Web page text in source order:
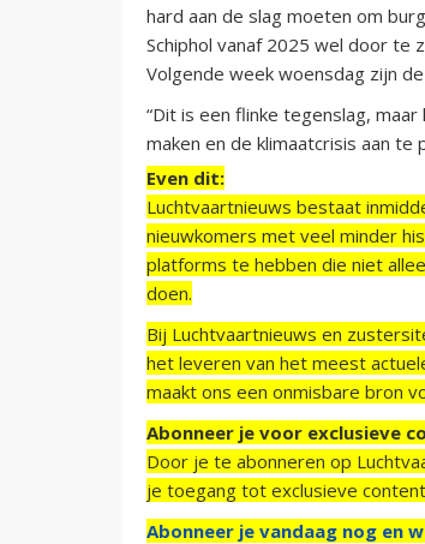
hard aan de slag moeten om
Schiphol vanaf 2025 wel door te
Volgende week woensdag zijn
“Dit is een flinke tegenslag,
maken en de klimaatcrisis aan te
Even dit:
Luchtvaartnieuws bestaat
nieuwkomers met veel minder
platforms te hebben die niet
doen.
Bij Luchtvaartnieuws en
het leveren van het meest
maakt ons een onmisbare bron
Abonneer je voor exclusieve
Door je te abonneren op
je toegang tot exclusieve
Abonneer je vandaag nog en